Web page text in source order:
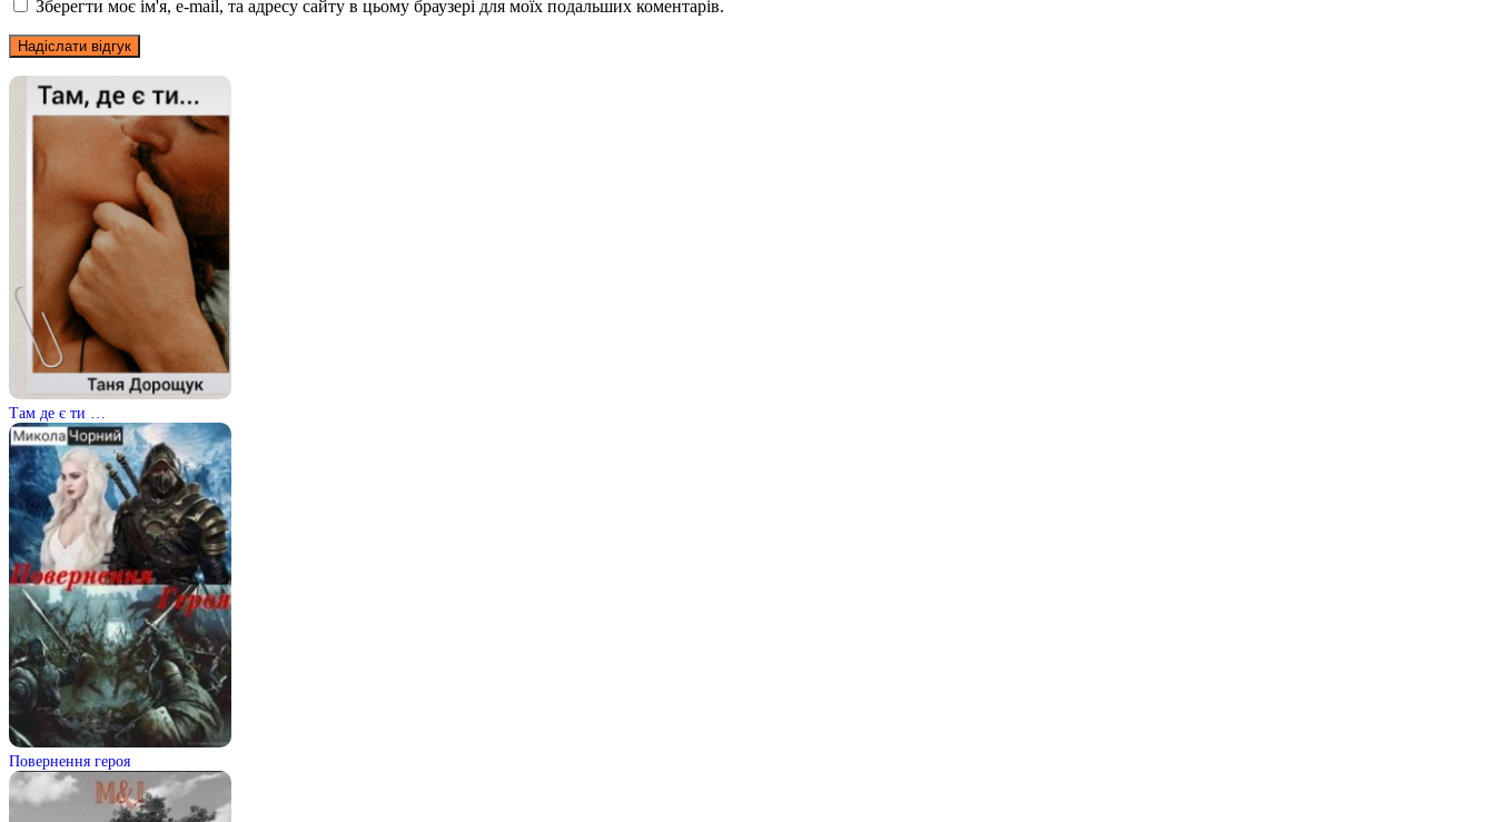
Зберегти моє ім'я, e-mail, та адресу сайту в цьому браузері для моїх подальших коментарів.
Там де є ти …
Повернення героя